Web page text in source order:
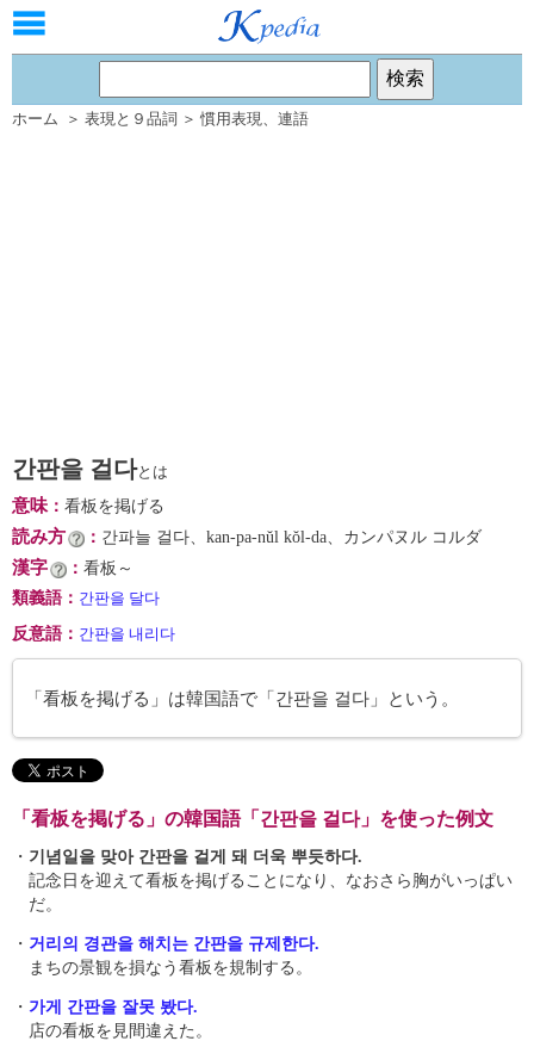
ホーム ＞ 表現と９品詞 ＞ 慣用表現、 連語
간판을 걸다とは
意味： 看板を掲げる
読み方 ： 간파늘 걸다、kan-pa-nŭl kŏl-da、カンパヌル コルダ
漢字 ： 看板～
類義語 ： 간판을 달다
反意語 ： 간판을 내리다
「看板を掲げる」は韓国語で「간판을 걸다」という。
「看板を掲げる」の韓国語「간판을 걸다」を使った例文
・ 기념일을 맞아 간판을 걸게 돼 더욱 뿌듯하다.
記念日を迎えて看板を掲げることになり、なおさら胸がいっぱい
だ。
・ 거리의 경관을 해치는 간판을 규제한다.
まちの景観を損なう看板を規制する。
・ 가게 간판을 잘못 봤다.
店の看板を見間違えた。